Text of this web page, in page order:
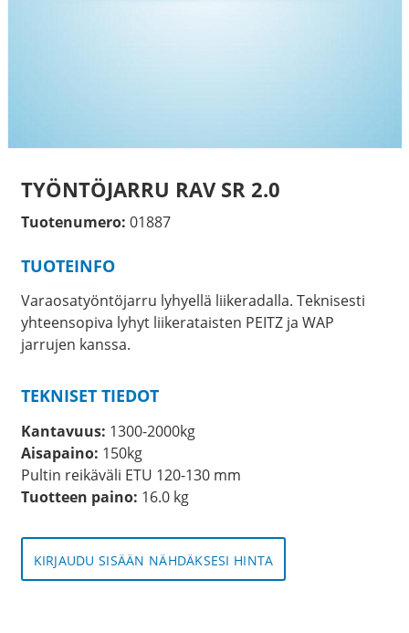
TYÖNTÖJARRU RAV SR 2.0
Tuotenumero: 01887
TUOTEINFO
Varaosatyöntöjarru lyhyellä liikeradalla. Teknisesti
yhteensopiva lyhyt liikerataisten PEITZ ja WAP
jarrujen kanssa.
TEKNISET TIEDOT
Kantavuus: 1300-2000kg
Aisapaino: 150kg
Pultin reikäväli ETU 120-130 mm
Tuotteen paino: 16.0 kg
KIRJAUDU SISÄÄN NÄHDÄKSESI HINTA